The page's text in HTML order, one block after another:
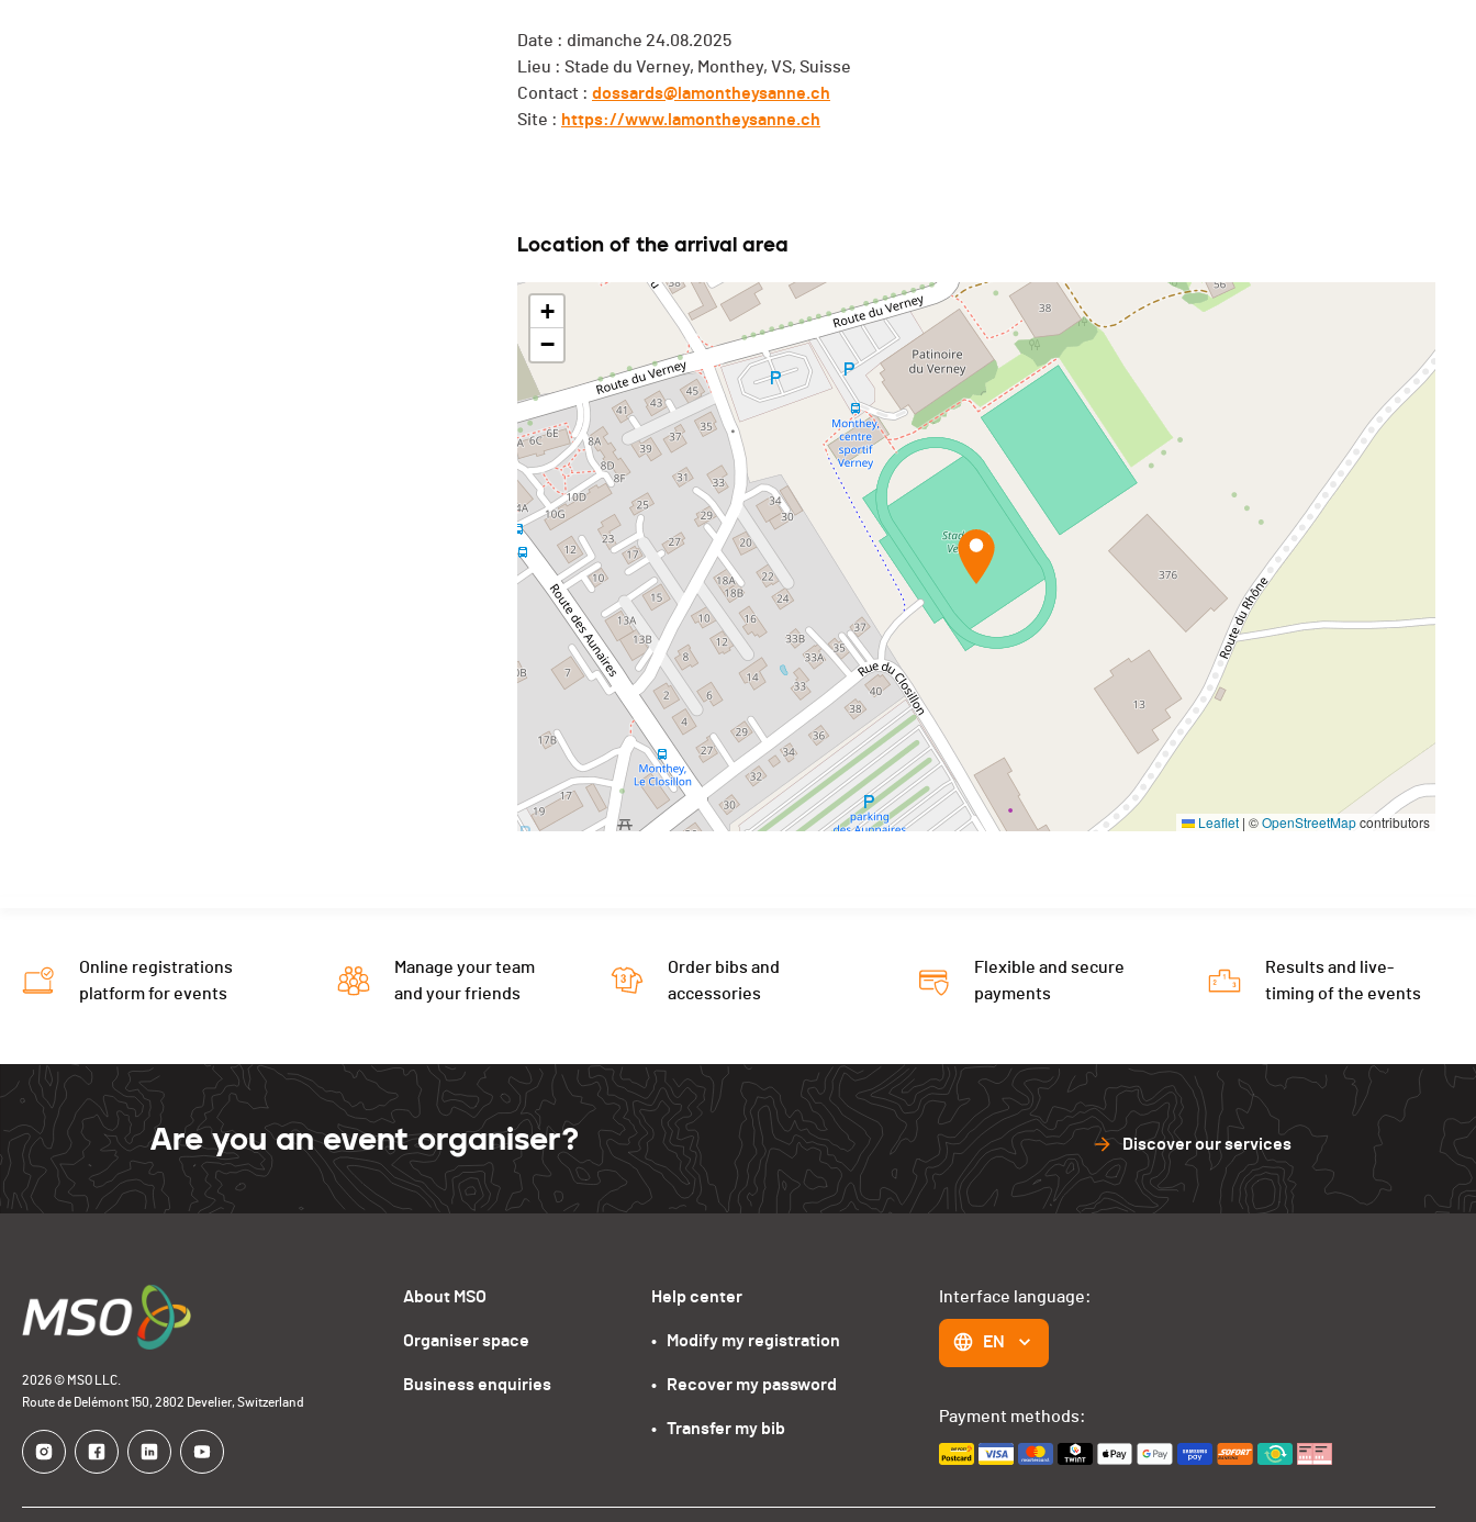
Date : dimanche 24.08.2025
Lieu : Stade du Verney, Monthey, VS, Suisse
Contact : dossards@lamontheysanne.ch
Site : https://www.lamontheysanne.ch
Location of the arrival area
+
−
Leaflet | ©OpenStreetMapcontributors
Online registrations
platform for events
Manage your team
and your friends
Order bibs and
accessories
Flexible and secure
payments
Results and live-
timing of the events
Are you an event organiser? Discover our services
2026 © MSO LLC.
Route de Delémont 150, 2802 Develier, Switzerland
About MSO
Organiser space
Business enquiries
Help center
•   Modify my registration
•   Recover my password
•   Transfer my bib
Interface language:
EN
Payment methods: